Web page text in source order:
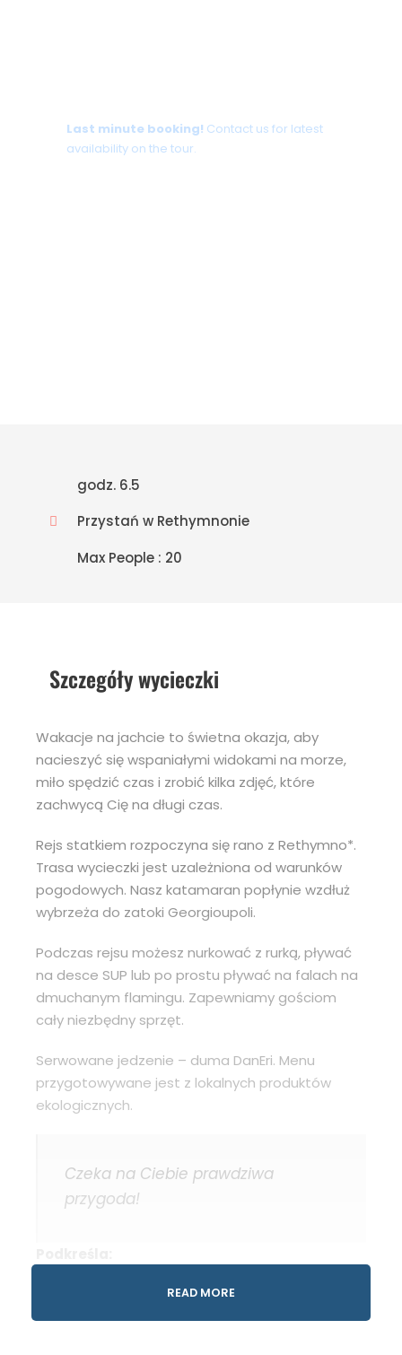
Last minute booking! Contact us for latest
availability on the tour.
godz. 6.5
Przystań w Rethymnonie
Max People : 20
Szczegóły wycieczki
Wakacje na jachcie to świetna okazja, aby
nacieszyć się wspaniałymi widokami na morze,
miło spędzić czas i zrobić kilka zdjęć, które
zachwycą Cię na długi czas.
Rejs statkiem rozpoczyna się rano z Rethymno*.
Trasa wycieczki jest uzależniona od warunków
pogodowych. Nasz katamaran popłynie wzdłuż
wybrzeża do zatoki Georgioupoli.
Podczas rejsu możesz nurkować z rurką, pływać
na desce SUP lub po prostu pływać na falach na
dmuchanym flamingu. Zapewniamy gościom
cały niezbędny sprzęt.
Serwowane jedzenie – duma DanEri. Menu
przygotowywane jest z lokalnych produktów
ekologicznych.
Czeka na Ciebie prawdziwa
przygoda!
Pływaj w krystalicznie czystej wodzie
READ MORE